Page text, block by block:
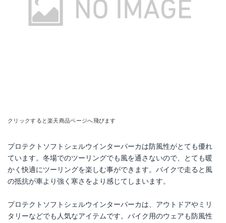
クリックすると楽天商品ページへ飛びます
プロテクトソフトシェルウインターパーカは防風性がとても優れ
ています。冬場でのツーリングでも風を通さないので、とても暖
かく快適にツーリングを楽しむ事ができます。バイクで走ると風
の抵抗が車より強く寒さをより感じてしまいます。
プロテクトソフトシェルウインターパーカは、アウトドアやミリ
タリーなどでも人気なアイテムです。バイク用のウェアも防風性